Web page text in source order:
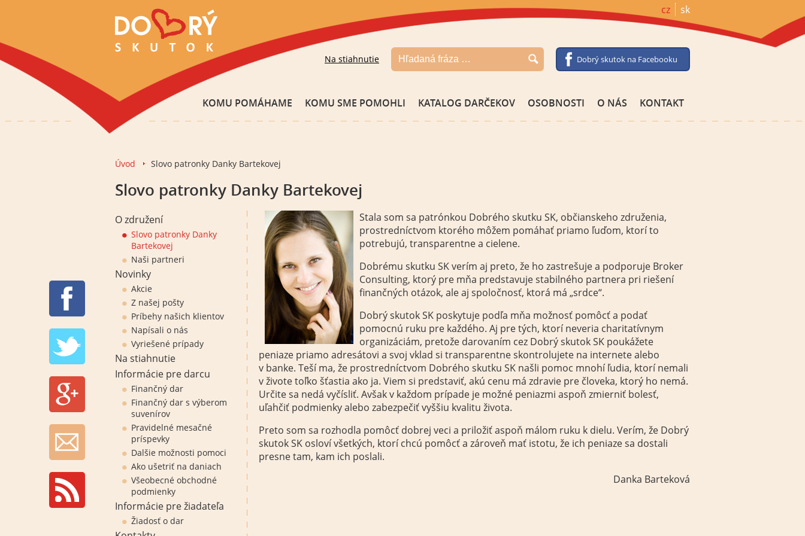
cz sk
Dobrý skutok na Facebooku
Na stiahnutie
KOMU POMÁHAME KOMU SME POMOHLI KATALOG DARČEKOV OSOBNOSTI O NÁS KONTAKT
Úvod Slovo patronky Danky Bartekovej
Slovo patronky Danky Bartekovej
O združení
Slovo patronky Danky
Bartekovej
Naši partneri
Novinky
Akcie
Z našej pošty
Príbehy našich klientov
Napísali o nás
Vyriešené prípady
Na stiahnutie
Informácie pre darcu
Finančný dar
Finančný dar s výberom
suvenírov
Pravidelné mesačné
príspevky
Dalšie možnosti pomoci
Ako ušetriť na daniach
Všeobecné obchodné
podmienky
Informácie pre žiadateľa
Žiadosť o dar
Stala som sa patrónkou Dobrého skutku SK, občianskeho združenia,
prostredníctvom ktorého môžem pomáhať priamo ľuďom, ktorí to
potrebujú, transparentne a cielene.
Dobrému skutku SK verím aj preto, že ho zastrešuje a podporuje Broker
Consulting, ktorý pre mňa predstavuje stabilného partnera pri riešení
finančných otázok, ale aj spoločnosť, ktorá má „srdce“.
Dobrý skutok SK poskytuje podľa mňa možnosť pomôcť a podať
pomocnú ruku pre každého. Aj pre tých, ktorí neveria charitatívnym
organizáciám, pretože darovaním cez Dobrý skutok SK poukážete
peniaze priamo adresátovi a svoj vklad si transparentne skontrolujete na internete alebo
v banke. Teší ma, že prostredníctvom Dobrého skutku SK našli pomoc mnohí ľudia, ktorí nemali
v živote toľko šťastia ako ja. Viem si predstaviť, akú cenu má zdravie pre človeka, ktorý ho nemá.
Určite sa nedá vyčísliť. Avšak v každom prípade je možné peniazmi aspoň zmierniť bolesť,
uľahčiť podmienky alebo zabezpečiť vyššiu kvalitu života.
Preto som sa rozhodla pomôcť dobrej veci a priložiť aspoň málom ruku k dielu. Verím, že Dobrý
skutok SK osloví všetkých, ktorí chcú pomôcť a zároveň mať istotu, že ich peniaze sa dostali
presne tam, kam ich poslali.
Danka Barteková